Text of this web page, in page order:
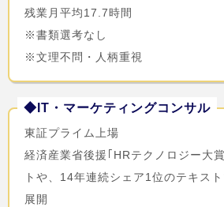
残業月平均17.7時間
※書類選考なし
※文理不問・人柄重視
◆IT・マーケティングコンサル
東証プライム上場
経済産業省後援｢HRテクノロジー大
トや、14年連続シェア1位のテキス
展開